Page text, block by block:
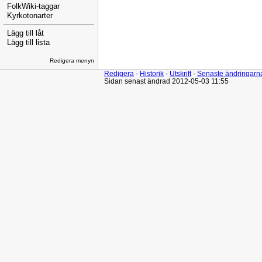
FolkWiki-taggar
Kyrkotonarter
Lägg till låt
Lägg till lista
Redigera menyn
Redigera - Historik - Utskrift- Senaste
Sidan senast ändrad 2012-05-03 11:55